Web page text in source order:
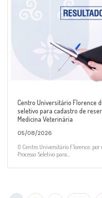
Centro Universitário Florence
seletivo para cadastro de
Medicina Veterinária
05/08/2026
O Centro Universitário Florence,
Processo Seletivo para...